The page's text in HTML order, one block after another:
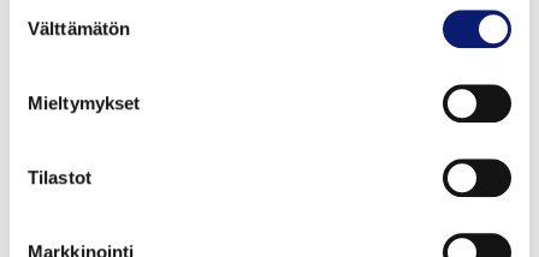
valinta
Välttämätön
Mieltymykset
Tilastot
Markkinointi
SINGLE ULTRA
88 380 € alk. 933 €/kk